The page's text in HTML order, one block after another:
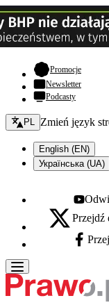
Promocje-
Newsletter
Podcasty
Zmień język - bieżący:
PL Zmień język
English (EN)
Українська (UA)
Youtube -
X - otwiera się w
Przejdź
Facebook